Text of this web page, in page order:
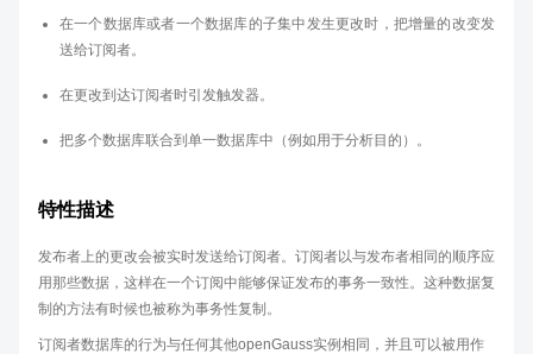
在一个数据库或者一个数据库的子集中发生更改时，把增量的改变发
送给订阅者。
在更改到达订阅者时引发触发器。
把多个数据库联合到单一数据库中（例如用于分析目的）。
特性描述
发布者上的更改会被实时发送给订阅者。订阅者以与发布者相同的顺序应
用那些数据，这样在一个订阅中能够保证发布的事务一致性。这种数据复
制的方法有时候也被称为事务性复制。
订阅者数据库的行为与任何其他openGauss实例相同，并且可以被用作